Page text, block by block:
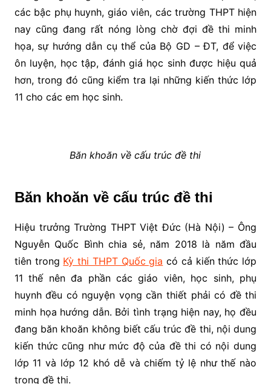
các bậc phụ huynh, giáo viên, các trường THPT hiện
nay cũng đang rất nóng lòng chờ đợi đề thi minh
họa, sự hướng dẫn cụ thể của Bộ GD – ĐT, để việc
ôn luyện, học tập, đánh giá học sinh được hiệu quả
hơn, trong đó cũng kiểm tra lại những kiến thức lớp
11 cho các em học sinh.
Băn khoăn về cấu trúc đề thi
Băn khoăn về cấu trúc đề thi
Hiệu trưởng Trường THPT Việt Đức (Hà Nội) – Ông
Nguyễn Quốc Bình chia sẻ, năm 2018 là năm đầu
tiên trong Kỳ thi THPT Quốc gia có cả kiến thức lớp
11 thế nên đa phần các giáo viên, học sinh, phụ
huynh đều có nguyện vọng cần thiết phải có đề thi
minh họa hướng dẫn. Bởi tình trạng hiện nay, họ đều
đang băn khoăn không biết cấu trúc đề thi, nội dung
kiến thức cũng như mức độ của đề thi có nội dung
lớp 11 và lớp 12 khó dễ và chiếm tỷ lệ như thế nào
trong đề thi.